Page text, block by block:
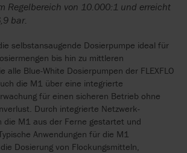
Regelbereich von 10.000:1 und erreicht
bar.
selbstansaugende Dosierpumpe ideal für
bis hin zu mittleren
alle Blue-White Dosierpumpen der FLEXFLO
die M1 über eine integrierte
für einen sicheren Betrieb ohne
Durch integrierte Netzwerk-
M1 aus der Ferne gestartet und
Anwendungen für die M1
Dosierung von Flockungsmitteln,